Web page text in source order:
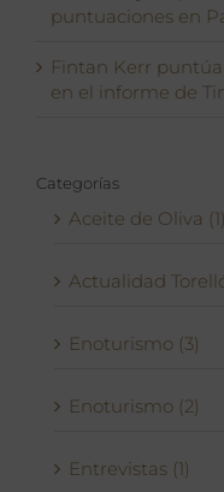
puntuaciones en
Fintan Kerr
en el informe de
Categorías
Aceite de Oliva (1)
Actualidad
Enoturismo (3)
Enoturismo (2)
Entrevistas (1)